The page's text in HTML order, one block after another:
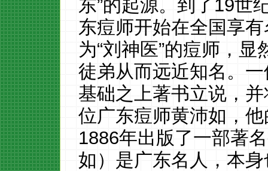
东”的起源。到了19世
东痘师开始在全国享
为“刘神医”的痘师，
徒弟从而远近知名。
基础之上著书立说，
位广东痘师黄沛如，
1886年出版了一部著
如）是广东名人，本